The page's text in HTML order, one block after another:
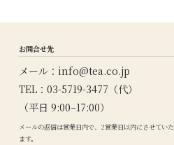
お問合せ先
メール： info@tea.co.jp
TEL：03-5719-3477（代）
（平日 9:00–17:00）
メールの返信は営業日内で、2営業日以内にさせてい
ます。